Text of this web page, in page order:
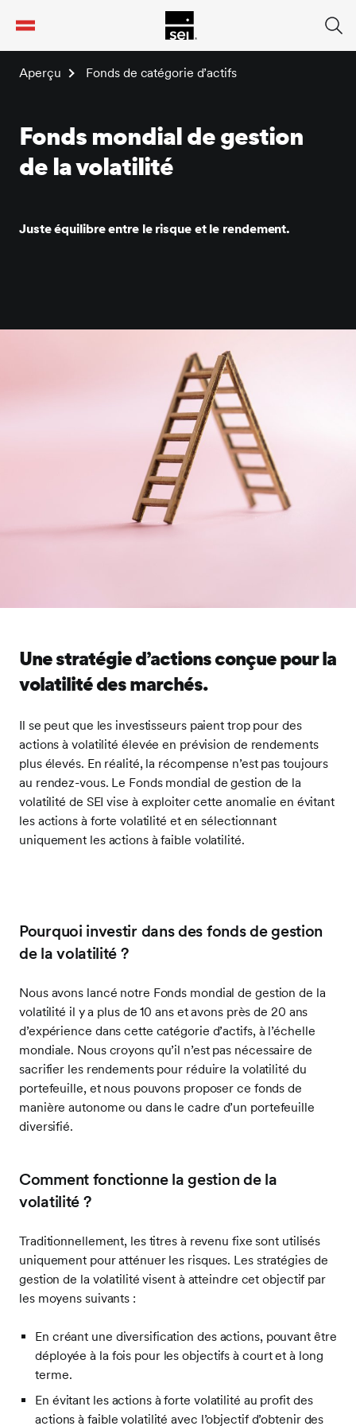
Aperçu Fonds de catégorie d’actifs
Fonds mondial de gestion
de la volatilité
Juste équilibre entre le risque et le rendement.
Une stratégie d’actions conçue pour la
volatilité des marchés.
Il se peut que les investisseurs paient trop pour des
actions à volatilité élevée en prévision de rendements
plus élevés. En réalité, la récompense n’est pas toujours
au rendez-vous. Le Fonds mondial de gestion de la
volatilité de SEI vise à exploiter cette anomalie en évitant
les actions à forte volatilité et en sélectionnant
uniquement les actions à faible volatilité.
Pourquoi investir dans des fonds de gestion
de la volatilité ?
Nous avons lancé notre Fonds mondial de gestion de la
volatilité il y a plus de 10 ans et avons près de 20 ans
d’expérience dans cette catégorie d’actifs, à l’échelle
mondiale. Nous croyons qu’il n’est pas nécessaire de
sacrifier les rendements pour réduire la volatilité du
portefeuille, et nous pouvons proposer ce fonds de
manière autonome ou dans le cadre d’un portefeuille
diversifié.
Comment fonctionne la gestion de la
volatilité ?
Traditionnellement, les titres à revenu fixe sont utilisés
uniquement pour atténuer les risques. Les stratégies de
gestion de la volatilité visent à atteindre cet objectif par
les moyens suivants :
En créant une diversification des actions, pouvant être
déployée à la fois pour les objectifs à court et à long
terme.
En évitant les actions à forte volatilité au profit des
actions à faible volatilité avec l’objectif d’obtenir des